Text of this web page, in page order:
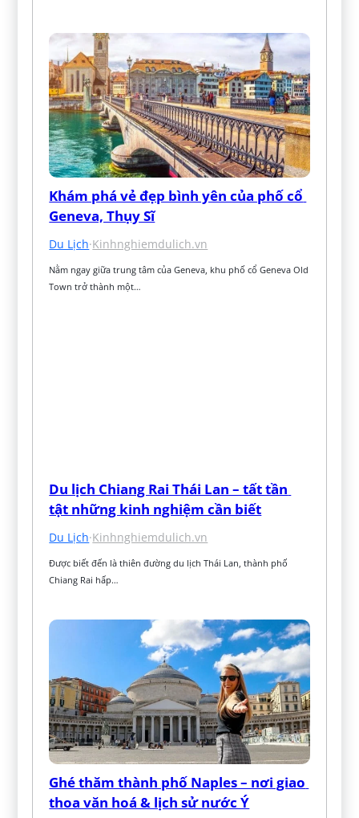
Khám phá vẻ đẹp bình yên của phố cổ
Geneva, Thụy Sĩ
Du Lịch·Kinhnghiemdulich.vn
Nằm ngay giữa trung tâm của Geneva, khu phố cổ Geneva Old
Town trở thành một…
Du lịch Chiang Rai Thái Lan – tất tần
tật những kinh nghiệm cần biết
Du Lịch·Kinhnghiemdulich.vn
Được biết đến là thiên đường du lịch Thái Lan, thành phố
Chiang Rai hấp…
Ghé thăm thành phố Naples – nơi giao
thoa văn hoá & lịch sử nước Ý